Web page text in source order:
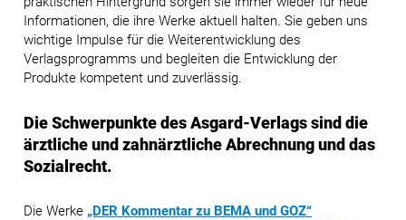
Informationen, die ihre Werke aktuell halten. Sie geben uns
wichtige Impulse für die Weiterentwicklung des
Verlagsprogramms und begleiten die Entwicklung der
Produkte kompetent und zuverlässig.
Die Schwerpunkte des Asgard-Verlags sind die
ärztliche und zahnärztliche Abrechnung und das
Sozialrecht.
Die Werke „DER Kommentar zu BEMA und GOZ“